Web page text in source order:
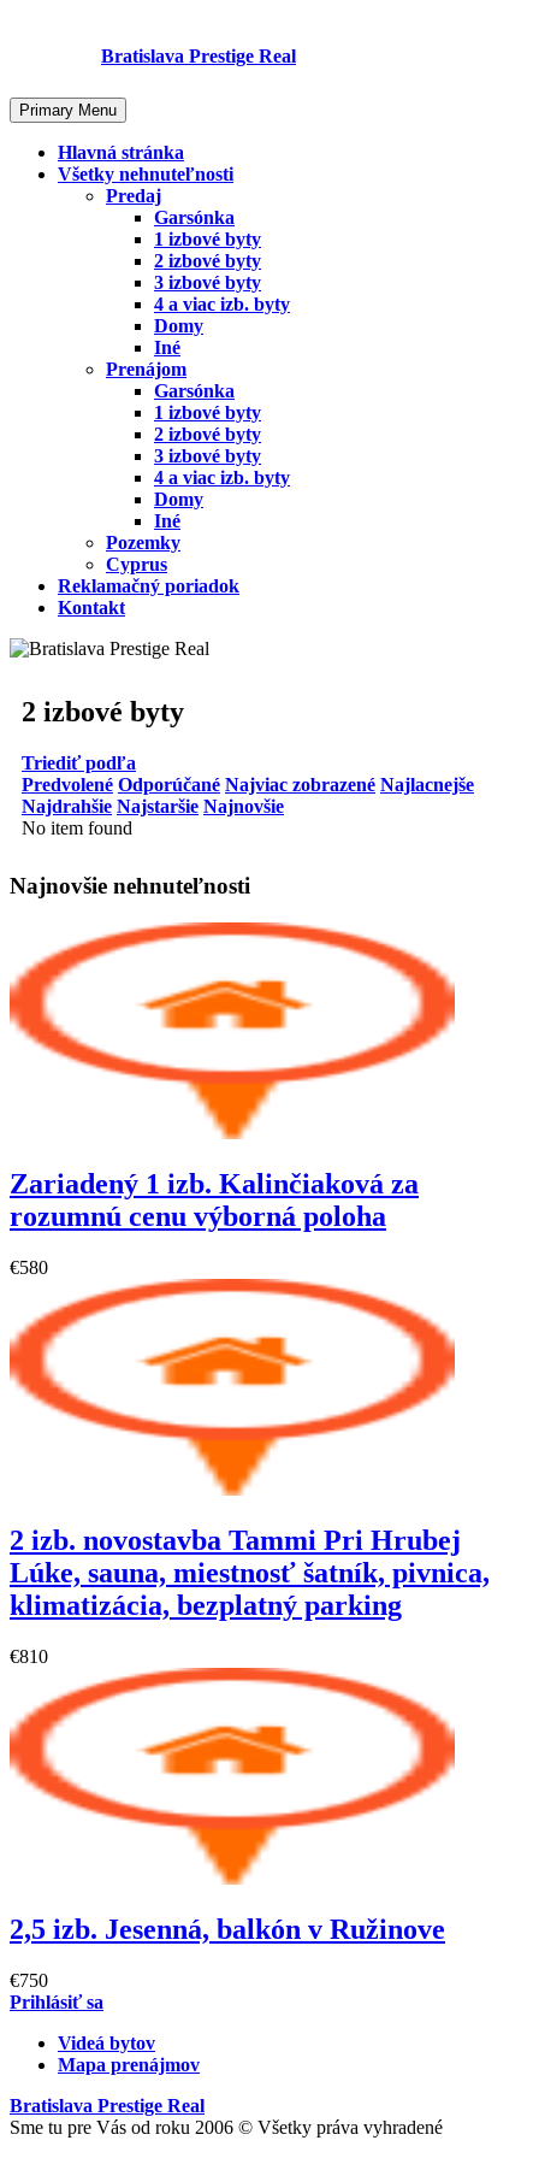
Bratislava Prestige Real
Primary Menu
Hlavná stránka
Všetky nehnuteľnosti
Predaj
Garsónka
1 izbové byty
2 izbové byty
3 izbové byty
4 a viac izb. byty
Domy
Iné
Prenájom
Garsónka
1 izbové byty
2 izbové byty
3 izbové byty
4 a viac izb. byty
Domy
Iné
Pozemky
Cyprus
Reklamačný poriadok
Kontakt
2 izbové byty
Triediť podľa
Predvolené Odporúčané Najviac zobrazené Najlacnejše
Najdrahšie Najstaršie Najnovšie
No item found
Najnovšie nehnuteľnosti
Zariadený 1 izb. Kalinčiaková za
rozumnú cenu výborná poloha
€580
2 izb. novostavba Tammi Pri Hrubej
Lúke, sauna, miestnosť šatník, pivnica,
klimatizácia, bezplatný parking
€810
2,5 izb. Jesenná, balkón v Ružinove
€750
Prihlásiť sa
Videá bytov
Mapa prenájmov
Bratislava Prestige Real
Sme tu pre Vás od roku 2006 © Všetky práva vyhradené